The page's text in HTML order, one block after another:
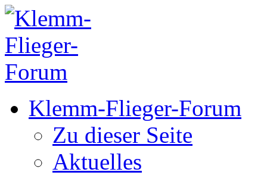
Klemm-Flieger-Forum
Zu dieser Seite
Aktuelles